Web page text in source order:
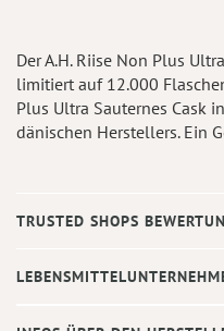
Der A.H. Riise Non Plus
limitiert auf 12.000
Plus Ultra Sauternes Cask
dänischen Herstellers. Ein
TRUSTED SHOPS